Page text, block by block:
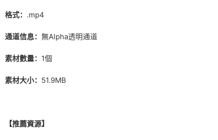
格式： .mp4
通道信息： 無Alpha透明通道
素材數量： 1個
素材大小： 51.9MB
【推薦資源】